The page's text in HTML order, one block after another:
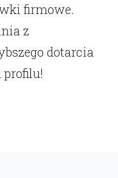
firmowe.
z
dotarcia